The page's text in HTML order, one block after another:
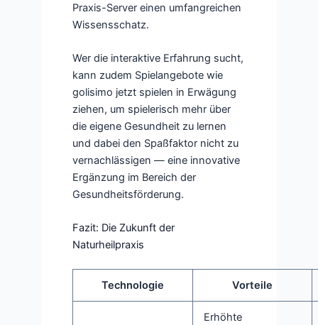
Praxis-Server einen umfangreichen
Wissensschatz.
Wer die interaktive Erfahrung sucht,
kann zudem Spielangebote wie
golisimo jetzt spielen in Erwägung
ziehen, um spielerisch mehr über
die eigene Gesundheit zu lernen
und dabei den Spaßfaktor nicht zu
vernachlässigen — eine innovative
Ergänzung im Bereich der
Gesundheitsförderung.
Fazit: Die Zukunft der
Naturheilpraxis
Technologie Vorteile
Erhöhte